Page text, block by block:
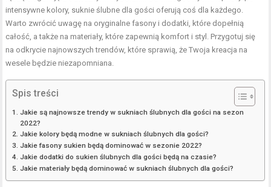
intensywne kolory, suknie ślubne dla gości oferują coś dla każdego.
Warto zwrócić uwagę na oryginalne fasony i dodatki, które dopełnią
całość, a także na materiały, które zapewnią komfort i styl. Przygotuj się
na odkrycie najnowszych trendów, które sprawią, że Twoja kreacja na
wesele będzie niezapomniana.
Spis treści
Jakie są najnowsze trendy w sukniach ślubnych dla gości na sezon
2022?
Jakie kolory będą modne w sukniach ślubnych dla gości?
Jakie fasony sukien będą dominować w sezonie 2022?
Jakie dodatki do sukien ślubnych dla gości będą na czasie?
Jakie materiały będą dominować w sukniach ślubnych dla gości?